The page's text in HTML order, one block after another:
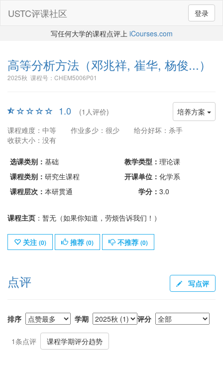
登录
USTC评课社区
写任何大学的课程点评上 iCourses.com
高等分析方法 （邓兆祥, 崔华, 杨俊...）
2025秋 课程号：CHEM5006P01
培养方案
1.0
(1人评价)
课程难度：中等
作业多少：很少
给分好坏：杀手
收获大小：没有
选课类别： 基础 教学类型： 理论课
课程类别： 研究生课程 开课单位： 化学系
课程层次： 本研贯通 学分： 3.0
课程主页 ：暂无（如果你知道，劳烦告诉我们！）
关注 (0) 推荐 (0) 不推荐 (0)
点评 写点评
排序 学期 评分
1条点评 课程学期评分趋势